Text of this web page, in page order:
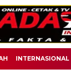
INTERNASIONAL